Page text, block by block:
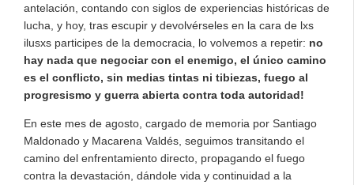
antelación, contando con siglos de experiencias históricas de
lucha, y hoy, tras escupir y devolvérseles en la cara de lxs
ilusxs participes de la democracia, lo volvemos a repetir: no
hay nada que negociarcon el enemigo, el único camino
es el conflicto, sin medias tintas ni tibiezas, fuego al
progresismo y guerra abierta contra toda autoridad!
En este mes de agosto, cargado de memoria por Santiago
Maldonado y Macarena Valdés, seguimos transitando el
camino del enfrentamiento directo, propagando el fuego
contra la devastación, dándole vida y continuidad a la